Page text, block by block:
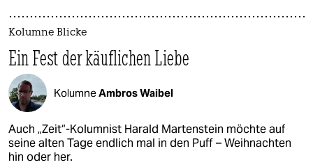
Kolumne Blicke
Ein Fest der käuflichen Liebe
KolumneAmbros Waibel
Auch „Zeit“-Kolumnist Harald Martenstein möchte auf
seine alten Tage endlich mal in den Puff – Weihnachten
hin oder her.